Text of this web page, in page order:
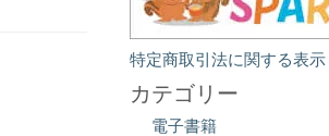
特定商取引法に関する表示
カテゴリー
電子書籍